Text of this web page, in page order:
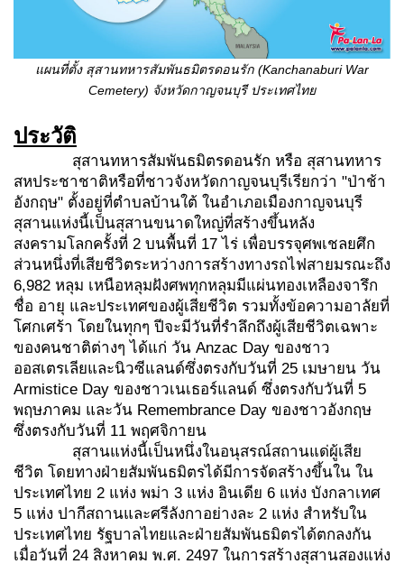
แผนที่ตั้ง สุสานทหารสัมพันธมิตรดอนรัก (Kanchanaburi War
Cemetery) จังหวัดกาญจนบุรี ประเทศไทย
ประวัติ
สุสานทหารสัมพันธมิตรดอนรัก หรือ สุสานทหาร
สหประชาชาติหรือที่ชาวจังหวัดกาญจนบุรีเรียกว่า "ป่าช้า
อังกฤษ" ตั้งอยู่ที่ตำบลบ้านใต้ ในอำเภอเมืองกาญจนบุรี
สุสานแห่งนี้เป็นสุสานขนาดใหญ่ที่สร้างขึ้นหลัง
สงครามโลกครั้งที่ 2 บนพื้นที่ 17 ไร่ เพื่อบรรจุศพเชลยศึก
ส่วนหนึ่งที่เสียชีวิตระหว่างการสร้างทางรถไฟสายมรณะถึง
6,982 หลุม เหนือหลุมฝังศพทุกหลุมมีแผ่นทองเหลืองจารึก
ชื่อ อายุ และประเทศของผู้เสียชีวิต รวมทั้งข้อความอาลัยที่
โศกเศร้า โดยในทุกๆ ปีจะมีวันที่รำลึกถึงผู้เสียชีวิตเฉพาะ
ของคนชาติต่างๆ ได้แก่ วัน Anzac Day ของชาว
ออสเตรเลียและนิวซีแลนด์ซึ่งตรงกับวันที่ 25 เมษายน วัน
Armistice Day ของชาวเนเธอร์แลนด์ ซึ่งตรงกับวันที่ 5
พฤษภาคม และวัน Remembrance Day ของชาวอังกฤษ
ซึ่งตรงกับวันที่ 11 พฤศจิกายน
สุสานแห่งนี้เป็นหนึ่งในอนุสรณ์สถานแด่ผู้เสีย
ชีวิต โดยทางฝ่ายสัมพันธมิตรได้มีการจัดสร้างขึ้นใน ใน
ประเทศไทย 2 แห่ง พม่า 3 แห่ง อินเดีย 6 แห่ง บังกลาเทศ
5 แห่ง ปากีสถานและศรีลังกาอย่างละ 2 แห่ง สำหรับใน
ประเทศไทย รัฐบาลไทยและฝ่ายสัมพันธมิตรได้ตกลงกัน
เมื่อวันที่ 24 สิงหาคม พ.ศ. 2497 ในการสร้างสุสานสองแห่ง